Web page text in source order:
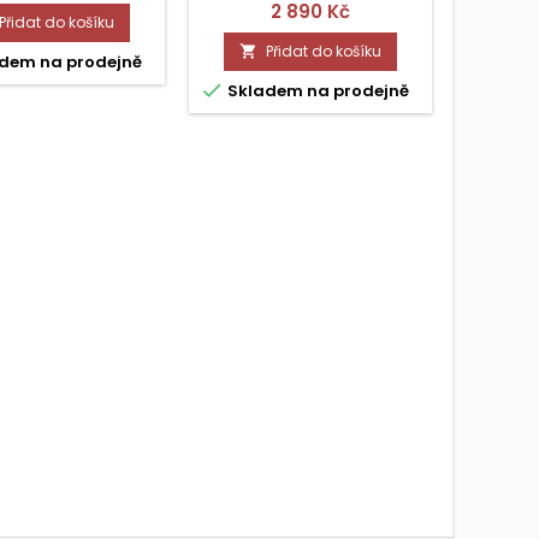
Přidat do košíku
na prodejně
Cena
2 890 Kč
 Přidat do košíku
 Skladem na prodejně